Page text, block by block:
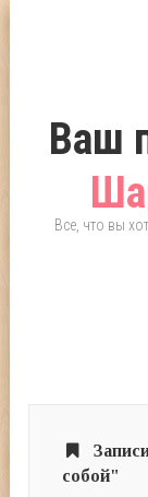
Ваш
Все, что вы
собой"